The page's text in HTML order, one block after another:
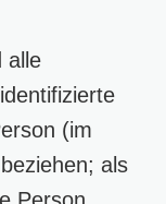
alle
(im
als